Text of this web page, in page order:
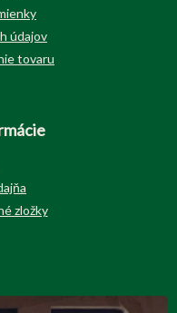
údajov
tovaru
zložky